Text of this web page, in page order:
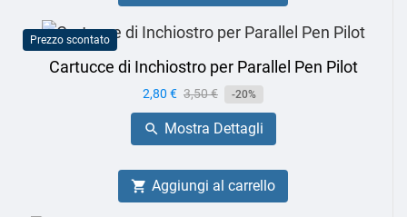
Prezzo scontato
Cartucce di Inchiostro per Parallel Pen Pilot
Prezzo
2,80 € Prezzo
base
3,50 € -20%
 Mostra Dettagli
 Aggiungi al carrello